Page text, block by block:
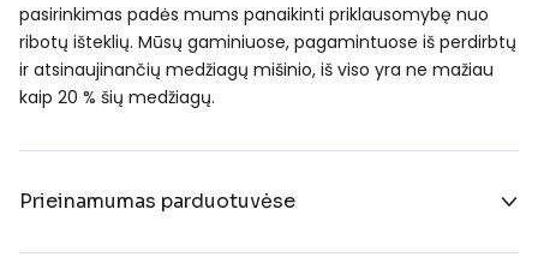
pasirinkimas padės mums panaikinti priklausomybę nuo
ribotų išteklių. Mūsų gaminiuose, pagamintuose iš perdirbtų
ir atsinaujinančių medžiagų mišinio, iš viso yra ne mažiau
kaip 20 % šių medžiagų.
Prieinamumas parduotuvėse